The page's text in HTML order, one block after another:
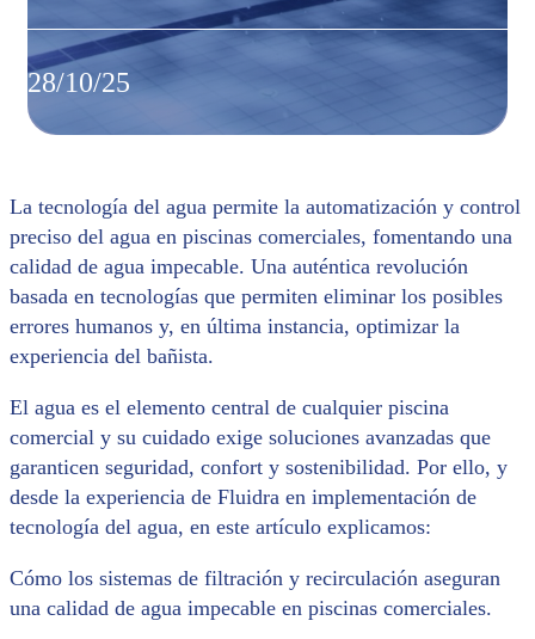
28/10/25
La tecnología del agua permite la automatización y control
preciso del agua en piscinas comerciales, fomentando una
calidad de agua impecable. Una auténtica revolución
basada en tecnologías que permiten eliminar los posibles
errores humanos y, en última instancia, optimizar la
experiencia del bañista.
El agua es el elemento central de cualquier piscina
comercial y su cuidado exige soluciones avanzadas que
garanticen seguridad, confort y sostenibilidad. Por ello, y
desde la experiencia de Fluidra en implementación de
tecnología del agua, en este artículo explicamos:
Cómo los sistemas de filtración y recirculación aseguran
una calidad de agua impecable en piscinas comerciales.